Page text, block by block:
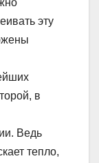
эту
в
Ведь
тепло,